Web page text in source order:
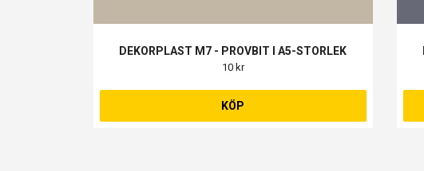
DEKORPLAST M7 - PROVBIT I A5-STORLEK
10 kr
KÖP